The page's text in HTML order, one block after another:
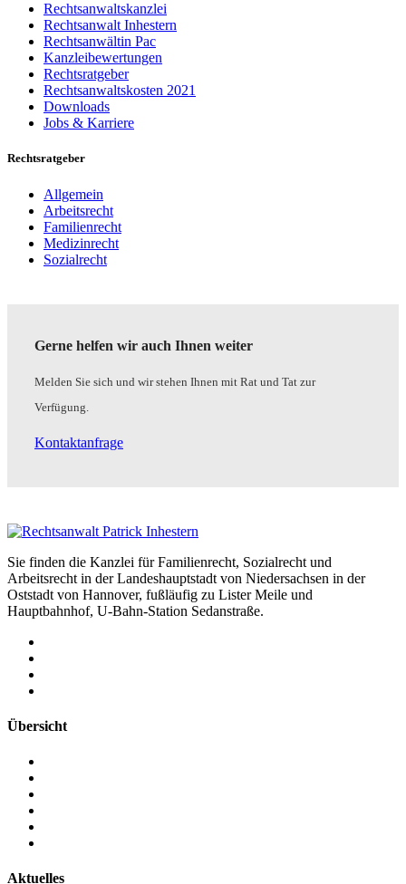
Rechtsanwaltskanzlei
Rechtsanwalt Inhestern
Rechtsanwältin Pac
Kanzleibewertungen
Rechtsratgeber
Rechtsanwaltskosten 2021
Downloads
Jobs & Karriere
Rechtsratgeber
Allgemein
Arbeitsrecht
Familienrecht
Medizinrecht
Sozialrecht
Gerne helfen wir auch Ihnen weiter
Melden Sie sich und wir stehen Ihnen mit Rat und Tat zur
Verfügung.
Kontaktanfrage
Sie finden die Kanzlei für Familienrecht, Sozialrecht und
Arbeitsrecht in der Landeshauptstadt von Niedersachsen in der
Oststadt von Hannover, fußläufig zu Lister Meile und
Hauptbahnhof, U-Bahn-Station Sedanstraße.
Übersicht
Aktuelles